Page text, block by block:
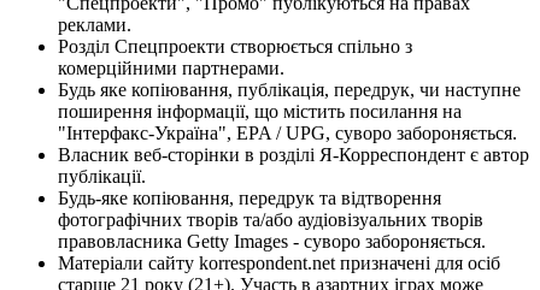
реклами.
Розділ Спецпроекти створюється спільно з
комерційними партнерами.
Будь яке копіювання, публікація, передрук, чи наступне
поширення інформації, що містить посилання на
"Інтерфакс-Україна", EPA / UPG, суворо забороняється.
Власник веб-сторінки в розділі Я-Корреспондент є автор
публікації.
Будь-яке копіювання, передрук та відтворення
фотографічних творів та/або аудіовізуальних творів
правовласника Getty Images - суворо забороняється.
Матеріали сайту korrespondent.net призначені для осіб
старше 21 року (21+). Участь в азартних іграх може